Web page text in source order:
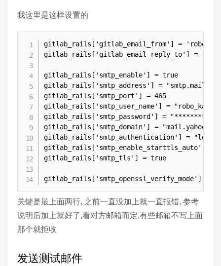
我这里是这样设置的
gitlab_rails['gitlab_email_from'] =
gitlab_rails['gitlab_email_reply_to'] =
gitlab_rails['smtp_enable'] = true
gitlab_rails['smtp_address'] =
gitlab_rails['smtp_port'] = 465
gitlab_rails['smtp_user_name'] =
gitlab_rails['smtp_password'] = "**********"
gitlab_rails['smtp_domain'] =
gitlab_rails['smtp_authentication'] =
gitlab_rails['smtp_enable_starttls_auto'] =
gitlab_rails['smtp_tls'] = true
gitlab_rails['smtp_openssl_verify_mode'] =
关键是最上面两行, 之前一直没加上就一直报错, 参考
说明后加上就好了,看对方邮箱而定,有些邮箱不写上面
那个就拒收
发送测试邮件